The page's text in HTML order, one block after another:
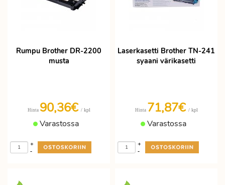
Rumpu Brother DR-2200
musta
Hinta 90,36€ / kpl
Varastossa
-
+
Laserkasetti Brother TN-241
syaani värikasetti
Hinta 71,87€ / kpl
Varastossa
-
+